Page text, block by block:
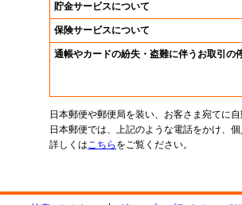
貯金サービスについて
保険サービスについて
通帳やカードの紛失・盗難に伴うお取引の
日本郵便や郵便局を装い、お客さま宛てに
日本郵便では、上記のような電話をかけ、
詳しくはこちら をご覧ください。